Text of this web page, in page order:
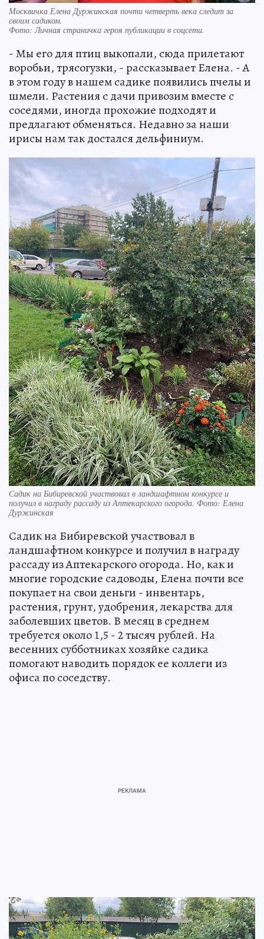
Москвичка Елена Дуржинская почти четверть века следит за
своим садиком.
Фото:Личная страничка героя публикации в соцсети.
- Мы его для птиц выкопали, сюда прилетают
воробьи, трясогузки, - рассказывает Елена. - А
в этом году в нашем садике появились пчелы и
шмели. Растения с дачи привозим вместе с
соседями, иногда прохожие подходят и
предлагают обменяться. Недавно за наши
ирисы нам так достался дельфиниум.
Садик на Бибиревской участвовал в ландшафтном конкурсе и
получил в награду рассаду из Аптекарского огорода. Фото: Елена
Дуржинская
Садик на Бибиревской участвовал в
ландшафтном конкурсе и получил в награду
рассаду из Аптекарского огорода. Но, как и
многие городские садоводы, Елена почти все
покупает на свои деньги - инвентарь,
растения, грунт, удобрения, лекарства для
заболевших цветов. В месяц в среднем
требуется около 1,5 - 2 тысяч рублей. На
весенних субботниках хозяйке садика
помогают наводить порядок ее коллеги из
офиса по соседству.